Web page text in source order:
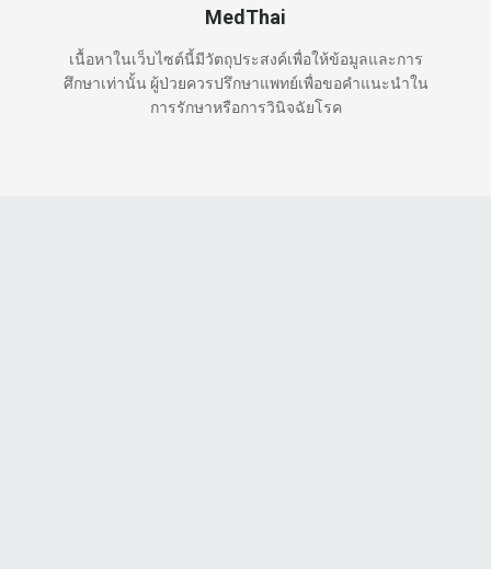
MedThai
เนื้อหาในเว็บไซต์นี้มีวัตถุประสงค์เพื่อให้ข้อมูลและการ
ศึกษาเท่านั้น ผู้ป่วยควรปรึกษาแพทย์เพื่อขอคำแนะนำใน
การรักษาหรือการวินิจฉัยโรค